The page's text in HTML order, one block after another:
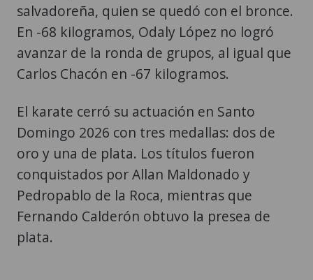
salvadoreña, quien se quedó con el bronce.
En -68 kilogramos, Odaly López no logró
avanzar de la ronda de grupos, al igual que
Carlos Chacón en -67 kilogramos.
El karate cerró su actuación en Santo
Domingo 2026 con tres medallas: dos de
oro y una de plata. Los títulos fueron
conquistados por Allan Maldonado y
Pedropablo de la Roca, mientras que
Fernando Calderón obtuvo la presea de
plata.